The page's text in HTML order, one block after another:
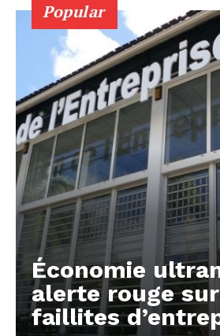
Popular
Économie
alerte rouge
faillites